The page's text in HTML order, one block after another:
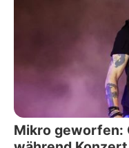
Mikro geworfen: